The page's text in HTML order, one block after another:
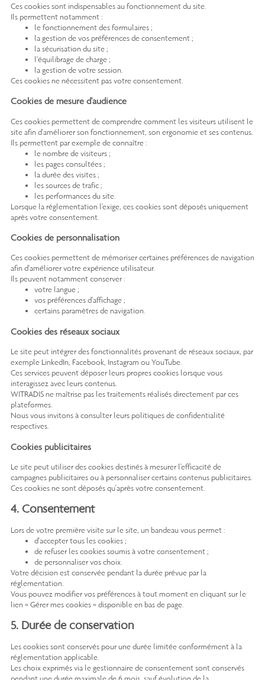
Ces cookies sont indispensables au fonctionnement du site.
Ils permettent notamment :
le fonctionnement des formulaires ;
la gestion de vos préférences de consentement ;
la sécurisation du site ;
l'équilibrage de charge ;
la gestion de votre session.
Ces cookies ne nécessitent pas votre consentement.
Cookies de mesure d'audience
Ces cookies permettent de comprendre comment les visiteurs utilisent le
site afin d'améliorer son fonctionnement, son ergonomie et ses contenus.
Ils permettent par exemple de connaître :
le nombre de visiteurs ;
les pages consultées ;
la durée des visites ;
les sources de trafic ;
les performances du site.
Lorsque la réglementation l'exige, ces cookies sont déposés uniquement
après votre consentement.
Cookies de personnalisation
Ces cookies permettent de mémoriser certaines préférences de navigation
afin d'améliorer votre expérience utilisateur.
Ils peuvent notamment conserver :
votre langue ;
vos préférences d'affichage ;
certains paramètres de navigation.
Cookies des réseaux sociaux
Le site peut intégrer des fonctionnalités provenant de réseaux sociaux, par
exemple LinkedIn, Facebook, Instagram ou YouTube.
Ces services peuvent déposer leurs propres cookies lorsque vous
interagissez avec leurs contenus.
WITRADIS ne maîtrise pas les traitements réalisés directement par ces
plateformes.
Nous vous invitons à consulter leurs politiques de confidentialité
respectives.
Cookies publicitaires
Le site peut utiliser des cookies destinés à mesurer l'efficacité de
campagnes publicitaires ou à personnaliser certains contenus publicitaires.
Ces cookies ne sont déposés qu'après votre consentement.
4. Consentement
Lors de votre première visite sur le site, un bandeau vous permet :
d'accepter tous les cookies ;
de refuser les cookies soumis à votre consentement ;
de personnaliser vos choix.
Votre décision est conservée pendant la durée prévue par la
réglementation.
Vous pouvez modifier vos préférences à tout moment en cliquant sur le
lien « Gérer mes cookies » disponible en bas de page.
5. Durée de conservation
Les cookies sont conservés pour une durée limitée conformément à la
réglementation applicable.
Les choix exprimés via le gestionnaire de consentement sont conservés
pendant une durée maximale de 6 mois, sauf évolution de la